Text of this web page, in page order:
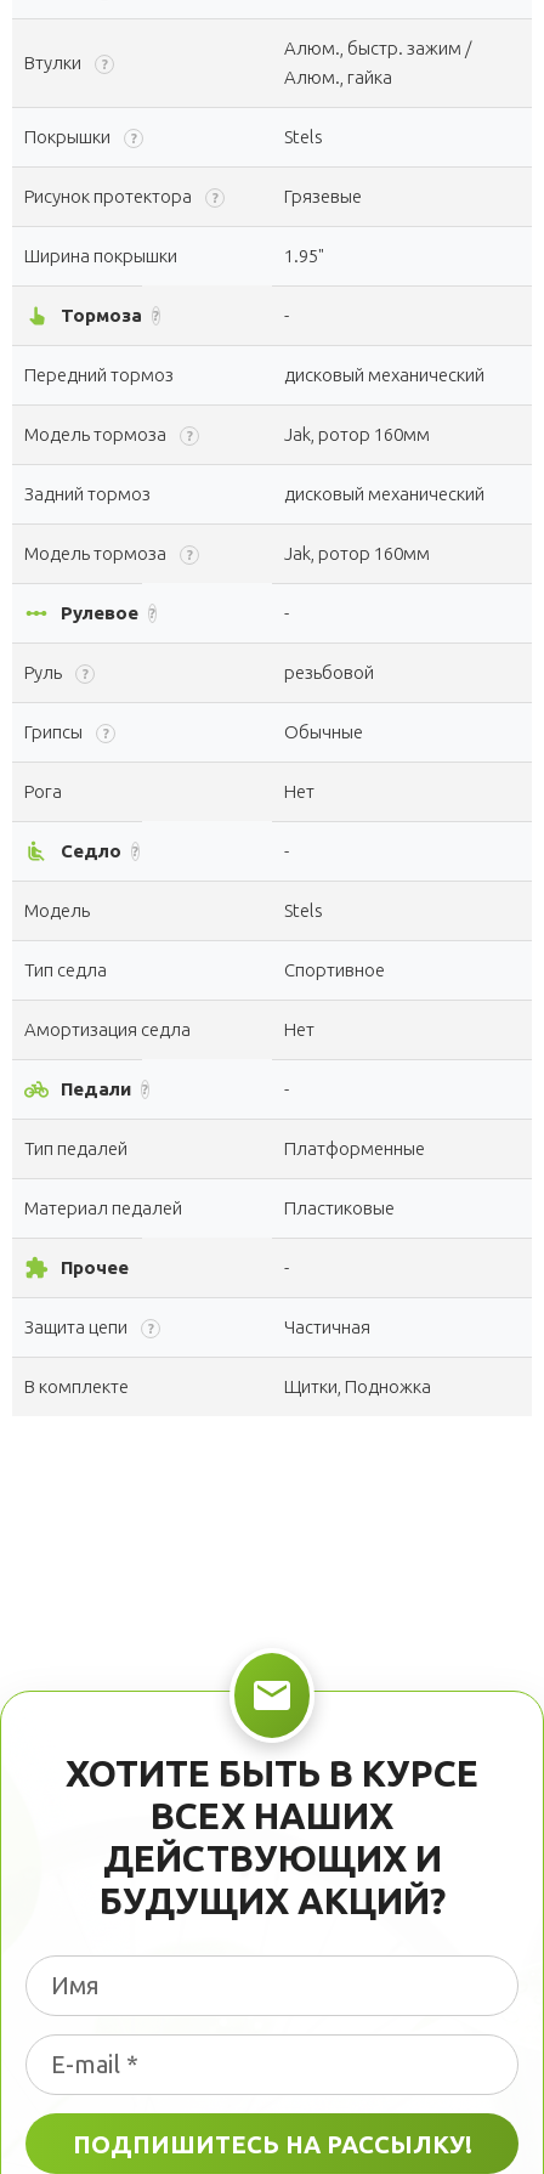
Втулки ?
Алюм., быстр. зажим /
Алюм., гайка
Покрышки ? Stels
Рисунок протектора ? Грязевые
Ширина покрышки 1.95"
pan_tool_alt Тормоза ? -
Передний тормоз дисковый механический
Модель тормоза ? Jak, ротор 160мм
Задний тормоз дисковый механический
Модель тормоза ? Jak, ротор 160мм
linear_scale Рулевое ? -
Руль ? резьбовой
Грипсы ? Обычные
Рога Нет
airline_seat_recline_normal Седло ? -
Модель Stels
Тип седла Спортивное
Амортизация седла Нет
pedal_bike Педали ? -
Тип педалей Платформенные
Материал педалей Пластиковые
extension Прочее -
Защита цепи ? Частичная
В комплекте Щитки, Подножка
ХОТИТЕ БЫТЬ В КУРСЕ
ВСЕХ НАШИХ
ДЕЙСТВУЮЩИХ И
БУДУЩИХ АКЦИЙ?